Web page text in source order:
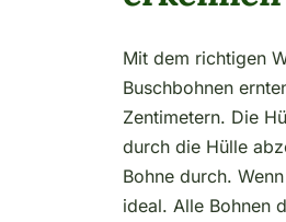
Mit dem richtigen
Buschbohnen
Zentimetern. Die
durch die Hülle
Bohne durch.
ideal. Alle Bohnen